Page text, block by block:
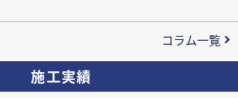
コラム一覧
施工実績